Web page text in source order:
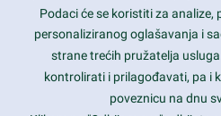
Contact Info
1600 Amphitheatre Parkway,
Podaci će se koristiti za analize,
personaliziranog oglašavanja i
strane trećih pružatelja
kontrolirati i prilagođavati, pa i
poveznicu na dnu